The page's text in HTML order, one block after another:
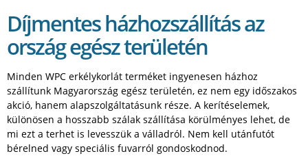
Díjmentes házhozszállítás az
ország egész területén
Minden WPC erkélykorlát terméket ingyenesen házhoz
szállítunk Magyarország egész területén, ez nem egy időszakos
akció, hanem alapszolgáltatásunk része. A kerítéselemek,
különösen a hosszabb szálak szállítása körülményes lehet, de
mi ezt a terhet is levesszük a válladról. Nem kell utánfutót
bérelned vagy speciális fuvarról gondoskodnod.